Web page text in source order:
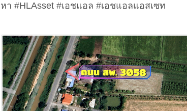
หา #HLAsset #เอชแอล #เอชแอลแอสเซท